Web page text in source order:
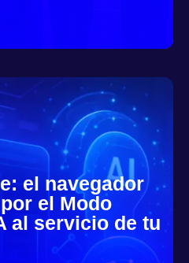
el navegador
el Modo
al servicio de tu